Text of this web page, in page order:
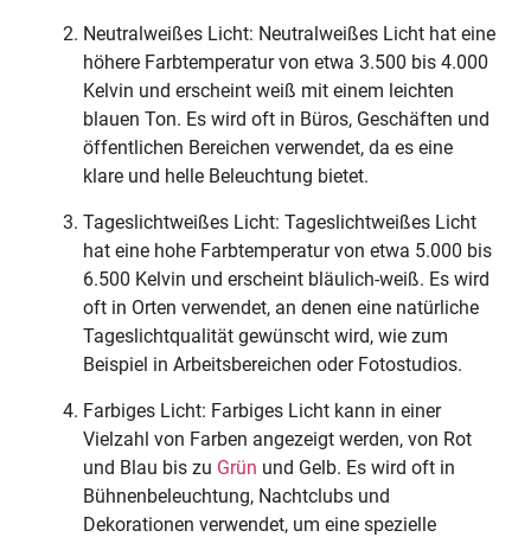
Neutralweißes Licht: Neutralweißes Licht hat eine
höhere Farbtemperatur von etwa 3.500 bis 4.000
Kelvin und erscheint weiß mit einem leichten
blauen Ton. Es wird oft in Büros, Geschäften und
öffentlichen Bereichen verwendet, da es eine
klare und helle Beleuchtung bietet.
Tageslichtweißes Licht: Tageslichtweißes Licht
hat eine hohe Farbtemperatur von etwa 5.000 bis
6.500 Kelvin und erscheint bläulich-weiß. Es wird
oft in Orten verwendet, an denen eine natürliche
Tageslichtqualität gewünscht wird, wie zum
Beispiel in Arbeitsbereichen oder Fotostudios.
Farbiges Licht: Farbiges Licht kann in einer
Vielzahl von Farben angezeigt werden, von Rot
und Blau bis zu Grün und Gelb. Es wird oft in
Bühnenbeleuchtung, Nachtclubs und
Dekorationen verwendet, um eine spezielle